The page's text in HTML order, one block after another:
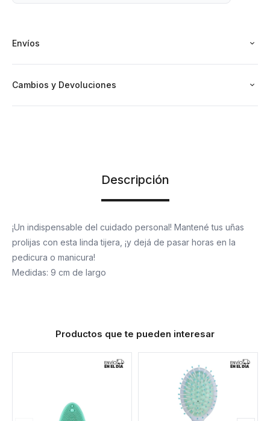
Envíos
Cambios y Devoluciones
Descripción
¡Un indispensable del cuidado personal! Mantené tus uñas
prolijas con esta linda tijera, ¡y dejá de pasar horas en la
pedicura o manicura!
Medidas: 9 cm de largo
Productos que te pueden interesar